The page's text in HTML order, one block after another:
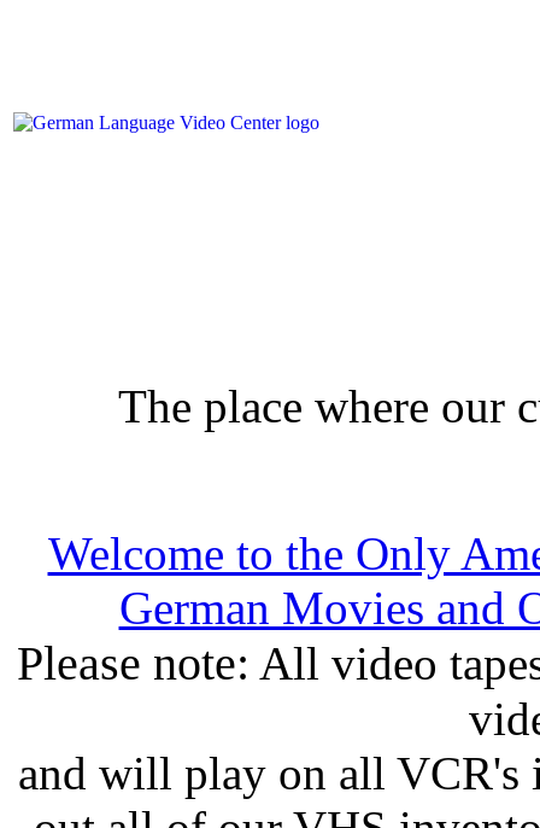
The place where our
Welcome to the Only
German Movies and
Please note: All video
and will play on all VCR's